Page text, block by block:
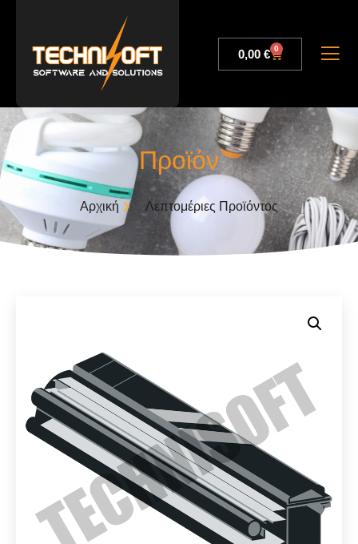
0,00 € 0
Προϊόν
Αρχική Λεπτομέριες Προϊόντος